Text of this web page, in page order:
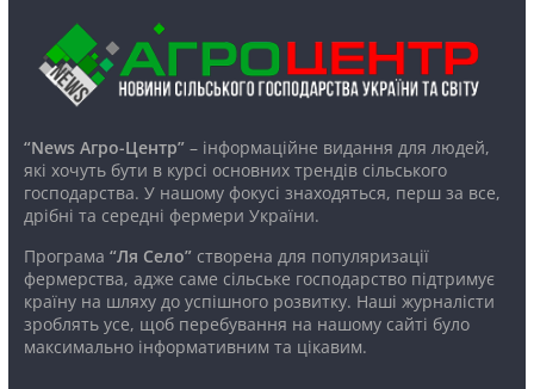
“News Агро-Центр”– інформаційне видання для людей,
які хочуть бути в курсі основних трендів сільського
господарства. У нашому фокусі знаходяться, перш за все,
дрібні та середні фермери України.
Програма “Ля Село”створена для популяризації
фермерства, адже саме сільське господарство підтримує
країну на шляху до успішного розвитку. Наші журналісти
зроблять усе, щоб перебування на нашому сайті було
максимально інформативним та цікавим.